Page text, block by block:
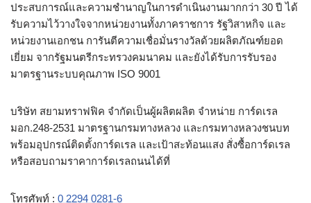
ประสบการณ์และความชำนาญในการดำเนินงานมากกว่า 30 ปี ได้
รับความไว้วางใจจากหน่วยงานทั้งภาคราชการ รัฐวิสาหกิจ และ
หน่วยงานเอกชน การันตีความเชื่อมั่นรางวัลด้วยผลิตภัณฑ์ยอด
เยี่ยม จากรัฐมนตรีกระทรวงคมนาคม และยังได้รับการรับรอง
มาตรฐานระบบคุณภาพ ISO 9001
บริษัท สยามทราฟฟิค จำกัดเป็นผู้ผลิตผลิต จำหน่าย การ์ดเรล
มอก.248-2531 มาตรฐานกรมทางหลวง และกรมทางหลวงชนบท
พร้อมอุปกรณ์ติดตั้งการ์ดเรล และเป้าสะท้อนแสง สั่งซื้อการ์ดเรล
หรือสอบถามราคาการ์ดเรลถนนได้ที่
โทรศัพท์ : 0 2294 0281-6